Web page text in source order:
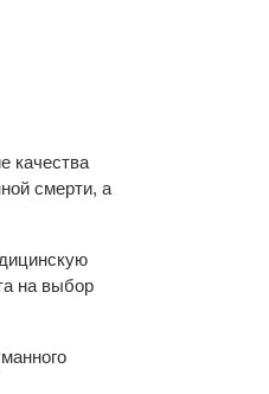
качества
смерти, а
на выбор